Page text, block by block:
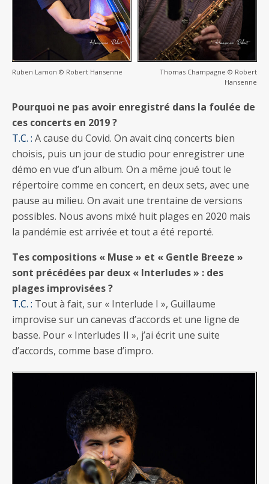
Ruben Lamon © Robert Hansenne
Thomas Champagne © Robert
Hansenne
Pourquoi ne pas avoir enregistré dans la foulée de
ces concerts en 2019 ?
T.C. : A cause du Covid. On avait cinq concerts bien
choisis, puis un jour de studio pour enregistrer une
démo en vue d’un album. On a même joué tout le
répertoire comme en concert, en deux sets, avec une
pause au milieu. On avait une trentaine de versions
possibles. Nous avons mixé huit plages en 2020 mais
la pandémie est arrivée et tout a été reporté.
Tes compositions « Muse » et « Gentle Breeze »
sont précédées par deux « Interludes » : des
plages improvisées ?
T.C. : Tout à fait, sur « Interlude I », Guillaume
improvise sur un canevas d’accords et une ligne de
basse. Pour « Interludes II », j’ai écrit une suite
d’accords, comme base d’impro.